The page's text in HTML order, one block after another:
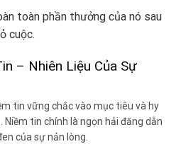
toàn phần thưởng của nó sau
cuộc.
– Nhiên Liệu Của Sự
tin vững chắc vào mục tiêu và hy
tin chính là ngọn hải đăng dẫn
của sự nản lòng.